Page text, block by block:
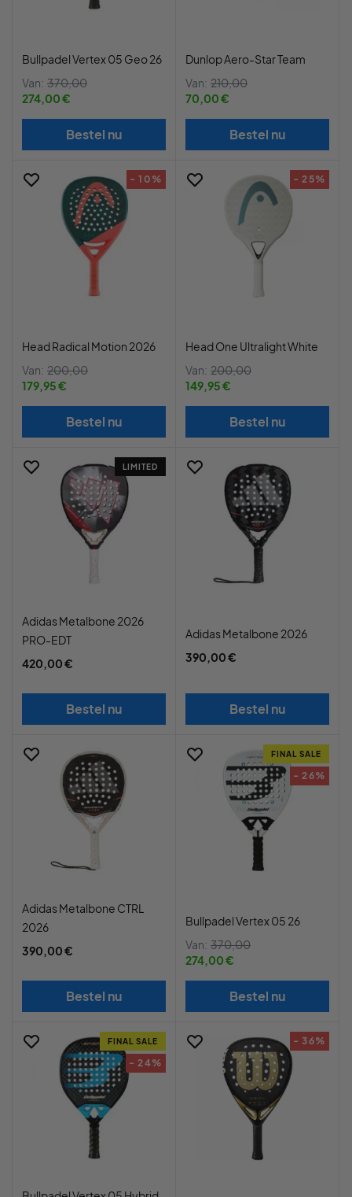
Bullpadel Vertex 05 Geo 26
Van: 370,00
274,00 €
Bestel nu
Dunlop Aero-Star Team
Van: 210,00
70,00 €
Bestel nu
- 10%
Head Radical Motion 2026
Van: 200,00
179,95 €
Bestel nu
- 25%
Head One Ultralight White
Van: 200,00
149,95 €
Bestel nu
LIMITED
Adidas Metalbone 2026
PRO-EDT
420,00 €
Bestel nu
Adidas Metalbone 2026
390,00 €
Bestel nu
Adidas Metalbone CTRL
2026
390,00 €
Bestel nu
FINAL SALE
- 26%
Bullpadel Vertex 05 26
Van: 370,00
274,00 €
Bestel nu
FINAL SALE
- 24%
- 36%